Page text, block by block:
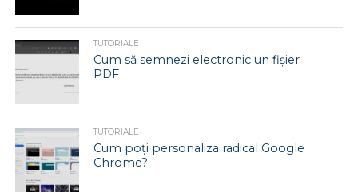
TUTORIALE
Cum să semnezi electronic un fișier
PDF
TUTORIALE
Cum poți personaliza radical Google
Chrome?